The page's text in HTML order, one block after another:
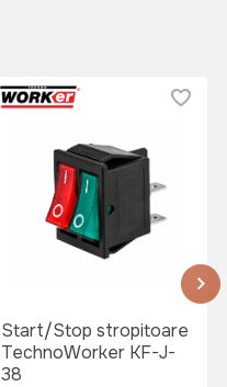
Start/Stop stropitoare
TechnoWorker KF-J-
38